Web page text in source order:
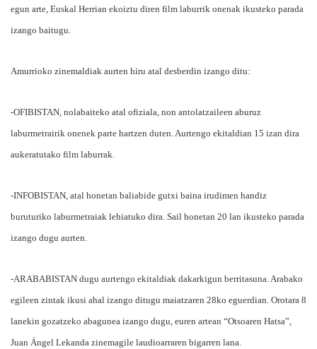
egun arte, Euskal Herrian ekoiztu diren film laburrik onenak ikusteko parada
izango baitugu.
Amurrioko zinemaldiak aurten hiru atal desberdin izango ditu:
-OFIBISTAN, nolabaiteko atal ofiziala, non antolatzaileen aburuz
laburmetrairik onenek parte hartzen duten. Aurtengo ekitaldian 15 izan dira
aukeratutako film laburrak.
-INFOBISTAN, atal honetan baliabide gutxi baina irudimen handiz
buruturiko laburmetraiak lehiatuko dira. Sail honetan 20 lan ikusteko parada
izango dugu aurten.
-ARABABISTAN dugu aurtengo ekitaldiak dakarkigun berritasuna. Arabako
egileen zintak ikusi ahal izango ditugu maiatzaren 28ko eguerdian. Orotara 8
lanekin gozatzeko abagunea izango dugu, euren artean “Otsoaren Hatsa”,
Juan Ángel Lekanda zinemagile laudioarraren bigarren lana.